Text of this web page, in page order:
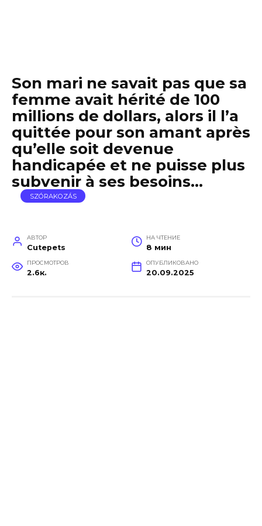
Son mari ne savait pas que sa
femme avait hérité de 100
millions de dollars, alors il l’a
quittée pour son amant après
qu’elle soit devenue
handicapée et ne puisse plus
subvenir à ses besoins…
SZÓRAKOZÁS
АВТОР
Cutepets
НА ЧТЕНИЕ
8 мин
ПРОСМОТРОВ
2.6к.
ОПУБЛИКОВАНО
20.09.2025